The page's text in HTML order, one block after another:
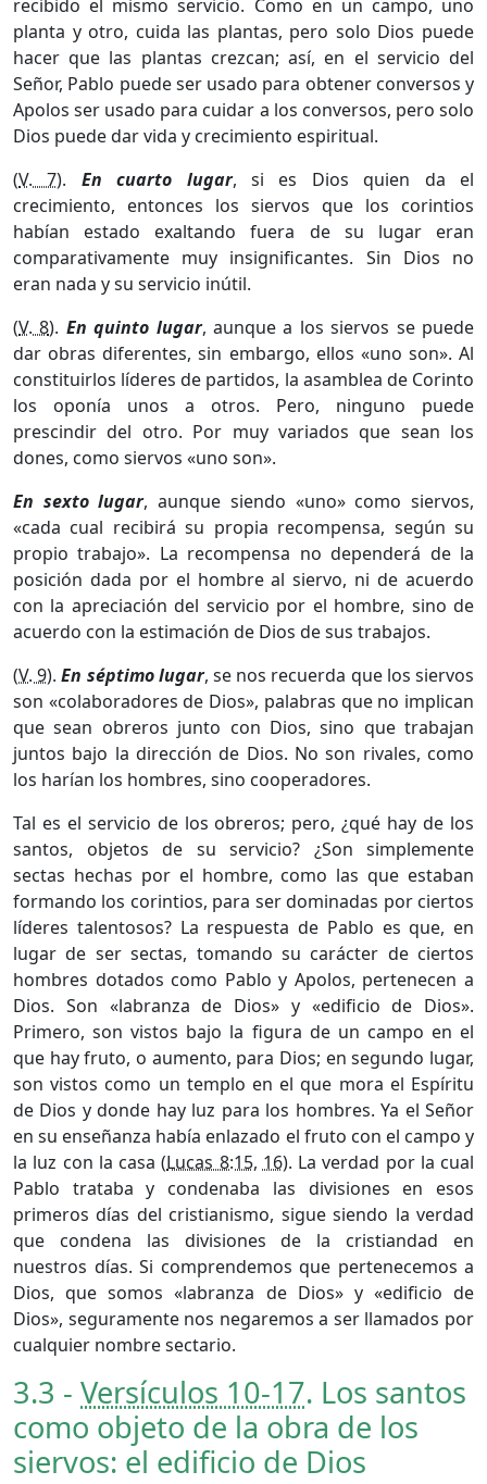
recibido el mismo servicio. Como en un campo, uno
planta y otro, cuida las plantas, pero solo Dios puede
hacer que las plantas crezcan; así, en el servicio del
Señor, Pablo puede ser usado para obtener conversos y
Apolos ser usado para cuidar a los conversos, pero solo
Dios puede dar vida y crecimiento espiritual.
(V. 7). En cuarto lugar, si es Dios quien da el
crecimiento, entonces los siervos que los corintios
habían estado exaltando fuera de su lugar eran
comparativamente muy insignificantes. Sin Dios no
eran nada y su servicio inútil.
(V. 8). En quinto lugar, aunque a los siervos se puede
dar obras diferentes, sin embargo, ellos «uno son». Al
constituirlos líderes de partidos, la asamblea de Corinto
los oponía unos a otros. Pero, ninguno puede
prescindir del otro. Por muy variados que sean los
dones, como siervos «uno son».
En sexto lugar, aunque siendo «uno» como siervos,
«cada cual recibirá su propia recompensa, según su
propio trabajo». La recompensa no dependerá de la
posición dada por el hombre al siervo, ni de acuerdo
con la apreciación del servicio por el hombre, sino de
acuerdo con la estimación de Dios de sus trabajos.
(V. 9).En séptimo lugar, se nos recuerda que los siervos
son «colaboradores de Dios», palabras que no implican
que sean obreros junto con Dios, sino que trabajan
juntos bajo la dirección de Dios. No son rivales, como
los harían los hombres, sino cooperadores.
Tal es el servicio de los obreros; pero, ¿qué hay de los
santos, objetos de su servicio? ¿Son simplemente
sectas hechas por el hombre, como las que estaban
formando los corintios, para ser dominadas por ciertos
líderes talentosos? La respuesta de Pablo es que, en
lugar de ser sectas, tomando su carácter de ciertos
hombres dotados como Pablo y Apolos, pertenecen a
Dios. Son «labranza de Dios» y «edificio de Dios».
Primero, son vistos bajo la figura de un campo en el
que hay fruto, o aumento, para Dios; en segundo lugar,
son vistos como un templo en el que mora el Espíritu
de Dios y donde hay luz para los hombres. Ya el Señor
en su enseñanza había enlazado el fruto con el campo y
la luz con la casa (Lucas 8:15, 16). La verdad por la cual
Pablo trataba y condenaba las divisiones en esos
primeros días del cristianismo, sigue siendo la verdad
que condena las divisiones de la cristiandad en
nuestros días. Si comprendemos que pertenecemos a
Dios, que somos «labranza de Dios» y «edificio de
Dios», seguramente nos negaremos a ser llamados por
cualquier nombre sectario.
3.3 - Versículos 10-17. Los santos
como objeto de la obra de los
siervos: el edificio de Dios